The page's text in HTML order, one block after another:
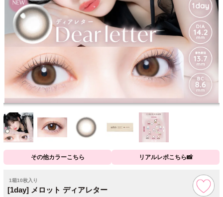
その他カラーこちら リアルレポこちら📸
1箱10枚入り
[1day] メロット ディアレター